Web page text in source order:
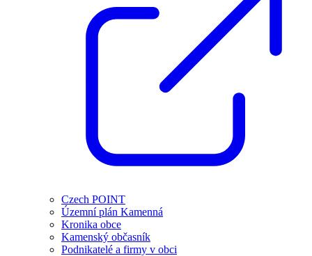
Czech POINT
Územní plán Kamenná
Kronika obce
Kamenský občasník
Podnikatelé a firmy v obci